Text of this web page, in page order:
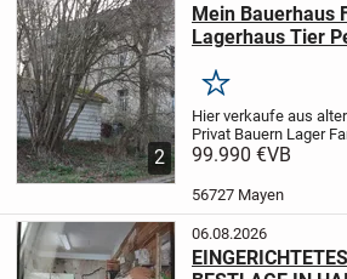
2
Mein Bauerhaus
Lagerhaus Tier
Merken
Hier verkaufe aus
Privat Bauern Lager
Ferien Haus mit
möglich,rundum
qm+mehr
99.990 €VB
56727 Mayen
06.08.2026